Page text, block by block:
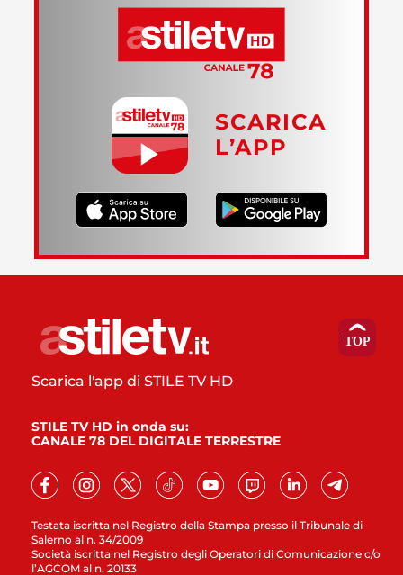
SCARICA
L’APP
Testata iscritta nel Registro della Stampa presso il Tribunale di
Salerno al n. 34/2009
Società iscritta nel Registro degli Operatori di Comunicazione c/o
l’AGCOM al n. 20133
Scarica l'app di STILE TV HD
STILE TV HD in onda su:
CANALE 78 DEL DIGITALE TERRESTRE